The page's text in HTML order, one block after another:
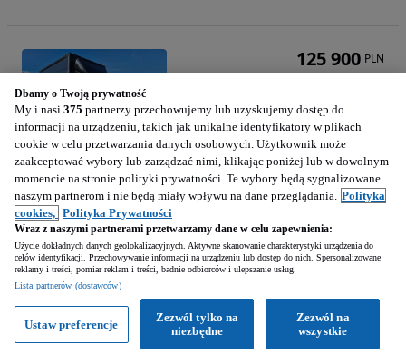
Mercedes-Benz Mercedes-Benz Sprinter 317 Salon Polska Gwarancja 05.2027 Winda Firanka
1950 cm3 • 170 KM • Mercedes-Benz Sprinter 317 Salon Polska Gwarancja 05.2027 Winda Firan
105 900 km Diesel
1950 cm3
170 KM
2022
Ładzice (Łódzkie)
Firma • Podbite
125 900 PLN
Dbamy o Twoją prywatność
My i nasi 375 partnerzy przechowujemy lub uzyskujemy dostęp do
informacji na urządzeniu, takich jak unikalne identyfikatory w plikach
cookie w celu przetwarzania danych osobowych. Użytkownik może
zaakceptować wybory lub zarządzać nimi, klikając poniżej lub w dowolnym
momencie na stronie polityki prywatności. Te wybory będą sygnalizowane
naszym partnerom i nie będą miały wpływu na dane przeglądania. Polityka
cookies, Polityka Prywatności
Wraz z naszymi partnerami przetwarzamy dane w celu zapewnienia:
Użycie dokładnych danych geolokalizacyjnych. Aktywne skanowanie charakterystyki urządzenia do
celów identyfikacji. Przechowywanie informacji na urządzeniu lub dostęp do nich. Spersonalizowane
reklamy i treści, pomiar reklam i treści, badnie odbiorców i ulepszanie usług.
Lista partnerów (dostawców)
Zezwól na
wszystkie
Zezwól tylko na
niezbędne
Ustaw preferencje